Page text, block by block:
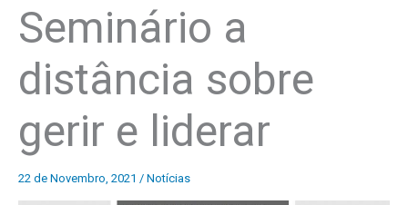
Seminário a
distância sobre
gerir e liderar
22 de Novembro, 2021 / Notícias